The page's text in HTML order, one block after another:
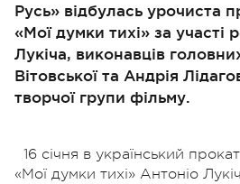
Русь» відбулась урочиста
«Мої думки тихі» за участі
Лукіча, виконавців
Вітовської та Андрія
творчої групи фільму.
16 січня в український
«Мої думки тихі» Антоніо